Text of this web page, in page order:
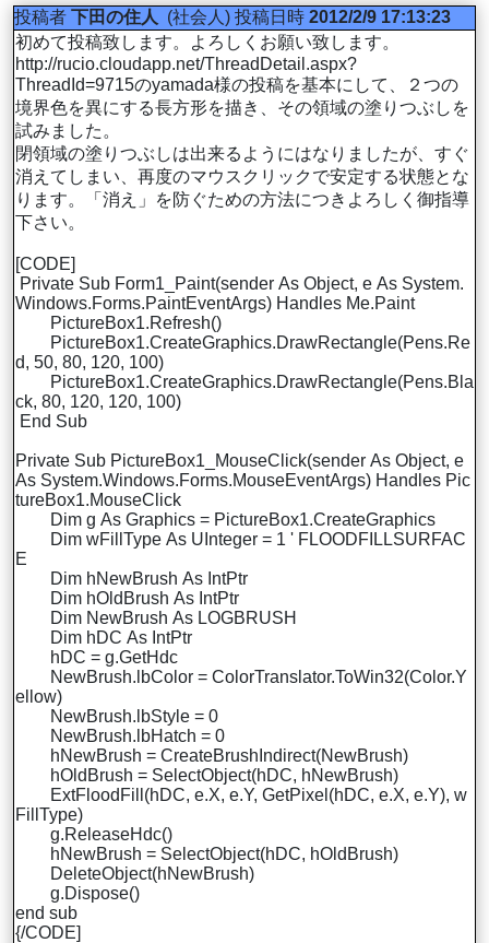
投稿者 下田の住人 (社会人) 投稿日時 2012/2/9 17:13:23
初めて投稿致します。よろしくお願い致します。
http://rucio.cloudapp.net/ThreadDetail.aspx?
ThreadId=9715のyamada様の投稿を基本にして、２つの
境界色を異にする長方形を描き、その領域の塗りつぶしを
試みました。
閉領域の塗りつぶしは出来るようにはなりましたが、すぐ
消えてしまい、再度のマウスクリックで安定する状態とな
ります。「消え」を防ぐための方法につきよろしく御指導
下さい。
[CODE]
Private Sub Form1_Paint(sender As Object, e As System.
Windows.Forms.PaintEventArgs) Handles Me.Paint
PictureBox1.Refresh()
PictureBox1.CreateGraphics.DrawRectangle(Pens.Re
d, 50, 80, 120, 100)
PictureBox1.CreateGraphics.DrawRectangle(Pens.Bla
ck, 80, 120, 120, 100)
End Sub
Private Sub PictureBox1_MouseClick(sender As Object, e
As System.Windows.Forms.MouseEventArgs) Handles Pic
tureBox1.MouseClick
Dim g As Graphics = PictureBox1.CreateGraphics
Dim wFillType As UInteger = 1 ' FLOODFILLSURFAC
E
Dim hNewBrush As IntPtr
Dim hOldBrush As IntPtr
Dim NewBrush As LOGBRUSH
Dim hDC As IntPtr
hDC = g.GetHdc
NewBrush.lbColor = ColorTranslator.ToWin32(Color.Y
ellow)
NewBrush.lbStyle = 0
NewBrush.lbHatch = 0
hNewBrush = CreateBrushIndirect(NewBrush)
hOldBrush = SelectObject(hDC, hNewBrush)
ExtFloodFill(hDC, e.X, e.Y, GetPixel(hDC, e.X, e.Y), w
FillType)
g.ReleaseHdc()
hNewBrush = SelectObject(hDC, hOldBrush)
DeleteObject(hNewBrush)
g.Dispose()
end sub
{/CODE]